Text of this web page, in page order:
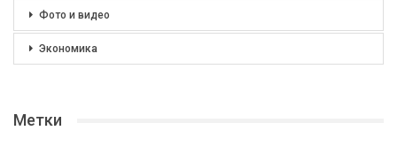
Фото и видео
Экономика
Метки